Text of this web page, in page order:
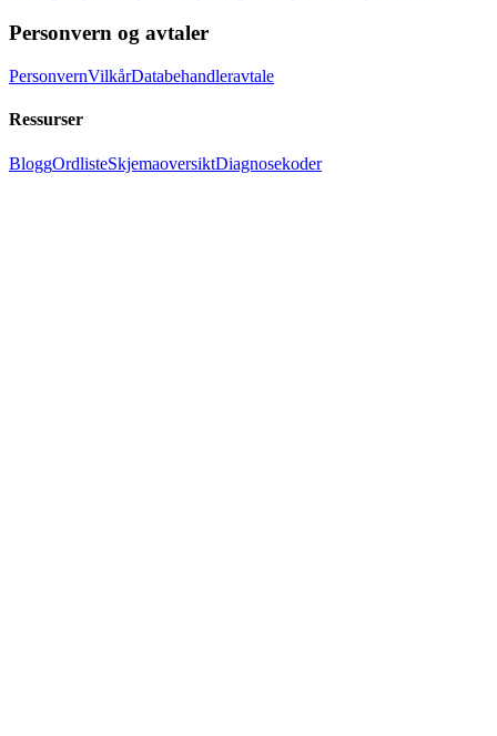
Personvern og avtaler
PersonvernVilkårDatabehandleravtale
Ressurser
BloggOrdlisteSkjemaoversiktDiagnosekoder